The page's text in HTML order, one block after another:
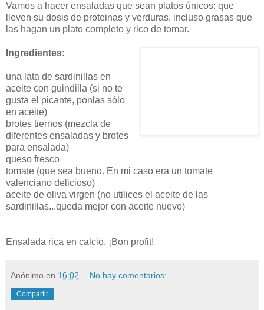
Vamos a hacer ensaladas que sean platos únicos: que
lleven su dosis de proteinas y verduras, incluso grasas que
las hagan un plato completo y rico de tomar.
Ingredientes:
una lata de sardinillas en
aceite con guindilla (si no te
gusta el picante, ponlas sólo
en aceite)
brotes tiernos (mezcla de
diferentes ensaladas y brotes
para ensalada)
queso fresco
tomate (que sea bueno. En mi caso era un tomate
valenciano delicioso)
aceite de oliva virgen (no utilices el aceite de las
sardinillas...queda mejor con aceite nuevo)
Ensalada rica en calcio. ¡Bon profit!
Anónimo en 16:02 No hay comentarios:
Compartir